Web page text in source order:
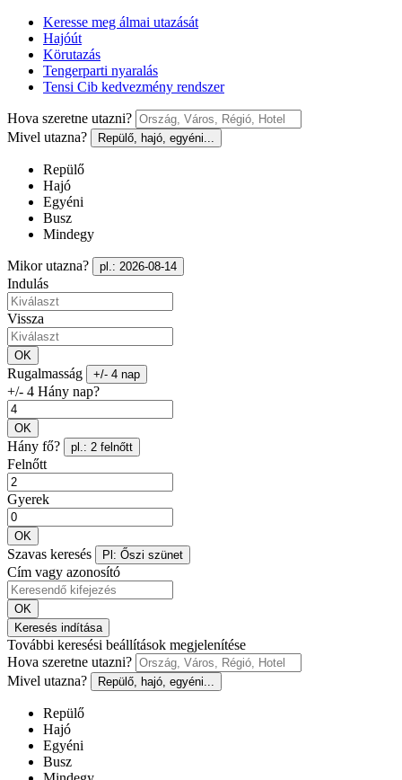
Keresse meg álmai utazását
Hajóút
Körutazás
Tengerparti nyaralás
Tensi Cib kedvezmény rendszer
Hova szeretne utazni?
Mivel utazna?
Repülő, hajó, egyéni...
Repülő
Hajó
Egyéni
Busz
Mindegy
Mikor utazna? pl.: 2026-08-14
Indulás
Vissza
OK
Rugalmasság +/- 4 nap
+/- 4 Hány nap?
OK
Hány fő? pl.: 2 felnőtt
Felnőtt
Gyerek
OK
Szavas keresés Pl: Őszi szünet
Cím vagy azonosító
OK
Keresés indítása
További keresési beállítások megjelenítése
Hova szeretne utazni?
Mivel utazna?
Repülő, hajó, egyéni...
Repülő
Hajó
Egyéni
Busz